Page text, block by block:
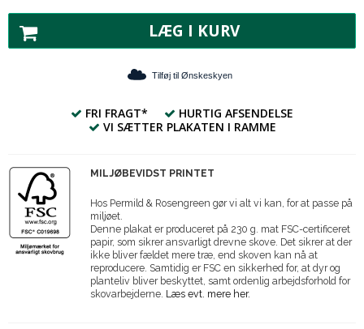
LÆG I KURV
Tilføj til Ønskeskyen
FRI FRAGT*
HURTIG AFSENDELSE
VI SÆTTER PLAKATEN I RAMME
MILJØBEVIDST PRINTET
Hos Permild & Rosengreen gør vi alt vi kan, for at passe på
miljøet.
Denne plakat er produceret på 230 g. mat FSC-certificeret
papir, som sikrer ansvarligt drevne skove. Det sikrer at der
ikke bliver fældet mere træ, end skoven kan nå at
reproducere. Samtidig er FSC en sikkerhed for, at dyr og
planteliv bliver beskyttet, samt ordenlig arbejdsforhold for
skovarbejderne. Læs evt. mere her.